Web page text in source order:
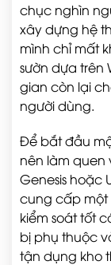
chục nghìn
xây dựng hệ
mình chỉ mất
sườn dựa trên
gian còn lại
người dùng.
Để bắt đầu
nên làm quen
Genesis hoặc
cung cấp một
kiểm soát tốt
bị phụ thuộc
tận dụng kho